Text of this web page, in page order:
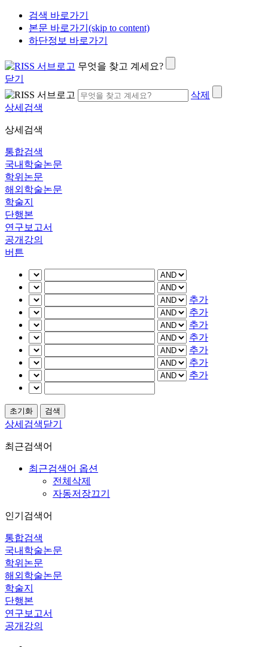
검색 바로가기
본문 바로가기(skip to content)
하단정보 바로가기
무엇을 찾고 계세요?
닫기
삭제
상세검색
상세검색
통합검색
국내학술논문
학위논문
해외학술논문
학술지
단행본
연구보고서
공개강의
버튼
추가
추가
추가
추가
추가
추가
추가
상세검색닫기
최근검색어
최근검색어 옵션
전체삭제
자동저장끄기
인기검색어
통합검색
국내학술논문
학위논문
해외학술논문
학술지
단행본
연구보고서
공개강의